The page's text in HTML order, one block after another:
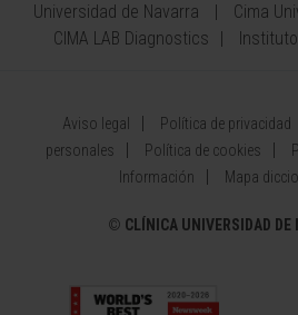
Universidad de Navarra
Cima
CIMA LAB Diagnostics
Aviso legal Política de privacidad
personales
Política de cookies
Información
Mapa
© CLÍNICA UNIVERSIDAD DE